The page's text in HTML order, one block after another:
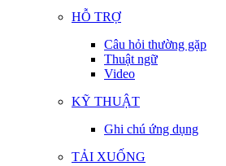
HỖ TRỢ
Câu hỏi thường gặp
Thuật ngữ
Video
KỸ THUẬT
Ghi chú ứng dụng
TẢI XUỐNG